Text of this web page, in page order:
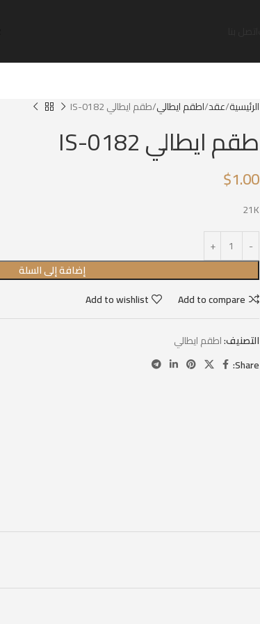
الرئيسية عقد اطقم ايطالي طقم ايطالي IS-0182
طقم ايطالي IS-0182
$1.00
21K
إضافة إلى السلة
Add to compare
Add to wishlist
التصنيف:اطقم ايطالي
Share: